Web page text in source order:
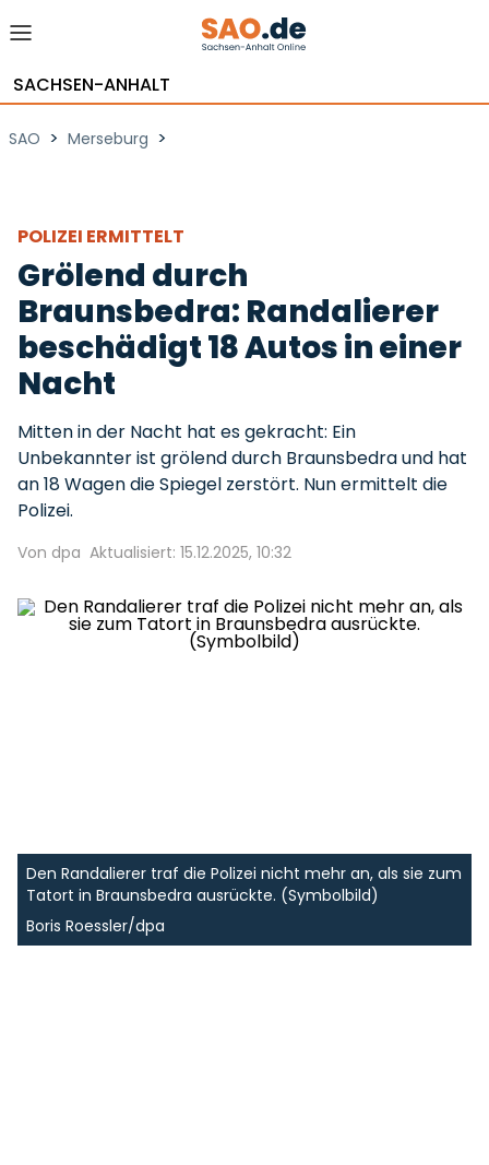
SACHSEN-ANHALT
SAO > Merseburg >
POLIZEI ERMITTELT
Grölend durch
Braunsbedra: Randalierer
beschädigt 18 Autos in einer
Nacht
Mitten in der Nacht hat es gekracht: Ein
Unbekannter ist grölend durch Braunsbedra und hat
an 18 Wagen die Spiegel zerstört. Nun ermittelt die
Polizei.
Von dpa Aktualisiert: 15.12.2025, 10:32
Den Randalierer traf die Polizei nicht mehr an, als sie zum
Tatort in Braunsbedra ausrückte. (Symbolbild)
Boris Roessler/dpa